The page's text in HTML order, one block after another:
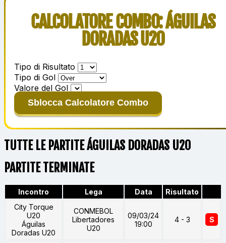
CALCOLATORE COMBO: ÁGUILAS
DORADAS U20
Tipo di Risultato
Tipo di Gol
Valore del Gol
Sblocca Calcolatore Combo
TUTTE LE PARTITE ÁGUILAS DORADAS U20
PARTITE TERMINATE
Incontro Lega Data
Risultato
City Torque
U20
Águilas
Doradas U20
CONMEBOL
Libertadores
U20
09/03/24
19:00
4 - 3 S